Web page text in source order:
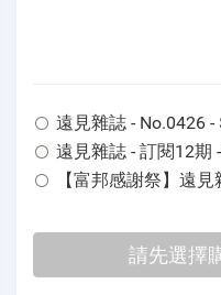
遠見雜誌 - No.0426 -
遠見雜誌 - 訂閱12期
【富邦感謝祭】遠